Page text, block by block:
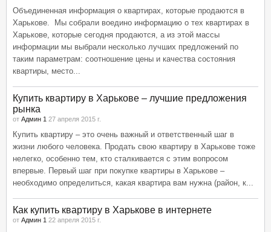
Объединенная информация о квартирах, которые продаются в
Харькове. Мы собрали воедино информацию о тех квартирах в
Харькове, которые сегодня продаются, а из этой массы
информации мы выбрали несколько лучших предложений по
таким параметрам: соотношение цены и качества состояния
квартиры, место...
Купить квартиру в Харькове – лучшие предложения
рынка
от Админ 1 27 апреля 2015 г.
Купить квартиру – это очень важный и ответственный шаг в
жизни любого человека. Продать свою квартиру в Харькове тоже
нелегко, особенно тем, кто сталкивается с этим вопросом
впервые. Первый шаг при покупке квартиры в Харькове –
необходимо определиться, какая квартира вам нужна (район, к...
Как купить квартиру в Харькове в интернете
от Админ 1 22 апреля 2015 г.